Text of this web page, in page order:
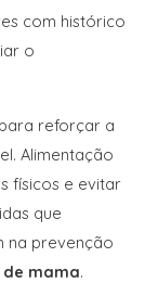
com histórico
o
reforçar a
Alimentação
físicos e evitar
que
na prevenção
de mama.